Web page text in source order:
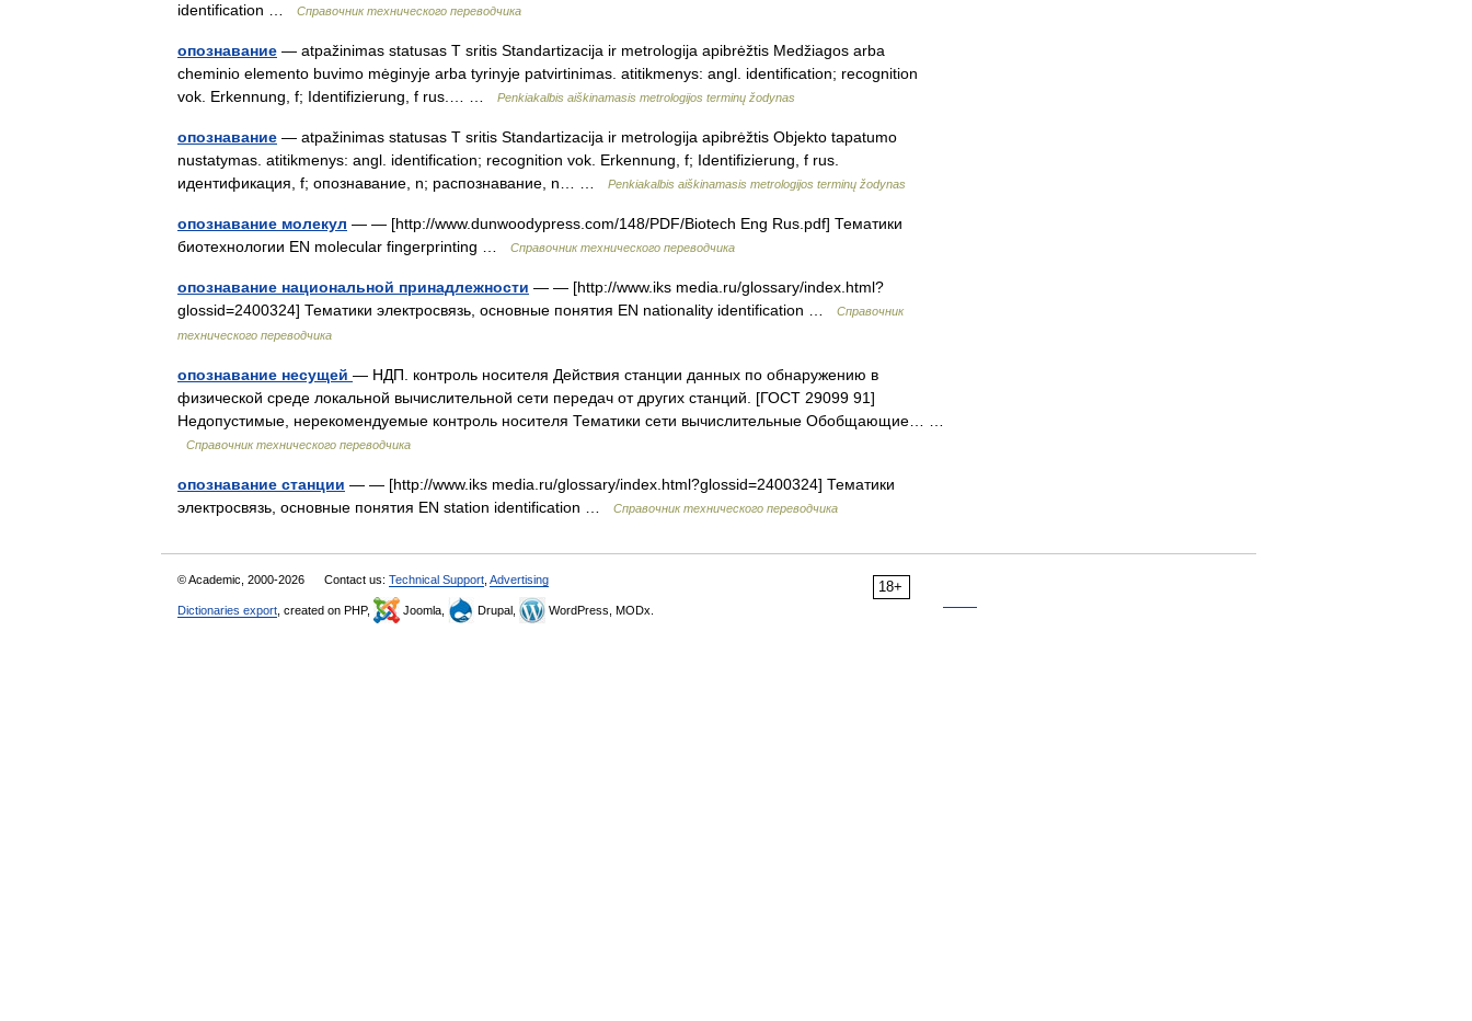
identification …
Справочник технического переводчика
опознавание — atpažinimas statusas T sritis Standartizacija ir metrologija apibrėžtis Medžiagos arba
cheminio elemento buvimo mėginyje arba tyrinyje patvirtinimas. atitikmenys: angl. identification; recognition
vok. Erkennung, f; Identifizierung, f rus.… …
Penkiakalbis aiškinamasis metrologijos terminų žodynas
опознавание — atpažinimas statusas T sritis Standartizacija ir metrologija apibrėžtis Objekto tapatumo
nustatymas. atitikmenys: angl. identification; recognition vok. Erkennung, f; Identifizierung, f rus.
идентификация, f; опознавание, n; распознавание, n… …
Penkiakalbis aiškinamasis metrologijos terminų žodynas
опознавание молекул — — [http://www.dunwoodypress.com/148/PDF/Biotech Eng Rus.pdf] Тематики
биотехнологии EN molecular fingerprinting …
Справочник технического переводчика
опознавание национальной принадлежности — — [http://www.iks media.ru/glossary/index.html?
glossid=2400324] Тематики электросвязь, основные понятия EN nationality identification …
Справочник
технического переводчика
опознавание несущей — НДП. контроль носителя Действия станции данных по обнаружению в
физической среде локальной вычислительной сети передач от других станций. [ГОСТ 29099 91]
Недопустимые, нерекомендуемые контроль носителя Тематики сети вычислительные Обобщающие… …
Справочник технического переводчика
опознавание станции — — [http://www.iks media.ru/glossary/index.html?glossid=2400324] Тематики
электросвязь, основные понятия EN station identification …
Справочник технического переводчика
18+
© Academic, 2000-2026 Contact us: Technical Support Advertising
Dictionaries export , created on PHP, Joomla, Drupal, WordPress, MODx.